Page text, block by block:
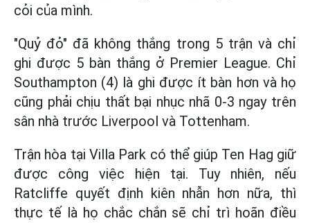
cỏi của mình.
"Quỷ đỏ" đã không thắng trong 5 trận và chỉ
ghi được 5 bàn thắng ở Premier League. Chỉ
Southampton (4) là ghi được ít bàn hơn và họ
cũng phải chịu thất bại nhục nhã 0-3 ngay trên
sân nhà trước Liverpool và Tottenham.
Trận hòa tại Villa Park có thể giúp Ten Hag giữ
được công việc hiện tại. Tuy nhiên, nếu
Ratcliffe quyết định kiên nhẫn hơn nữa, thì
thực tế là họ chắc chắn sẽ chỉ trì hoãn điều